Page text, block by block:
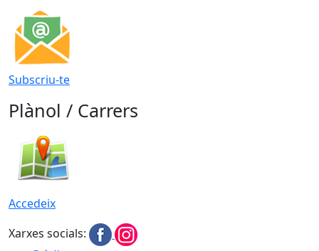
Subscriu-te
Plànol / Carrers
Accedeix
Xarxes socials: